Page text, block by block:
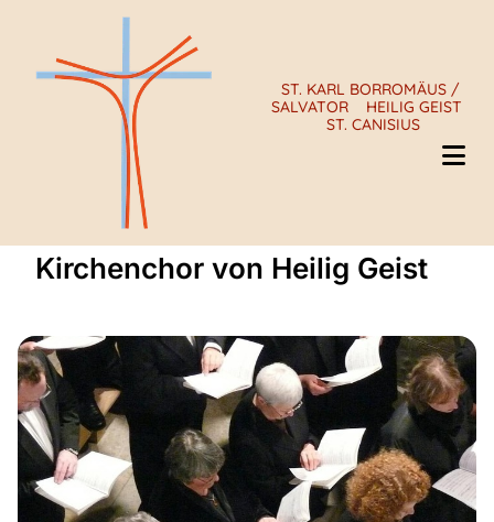
ST. KARL BORROMÄUS /
SALVATOR
HEILIG GEIST
ST. CANISIUS
Kirchenchor von Heilig Geist